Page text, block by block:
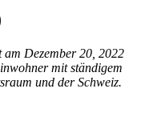
Dezember 20, 2022
mit ständigem
und der Schweiz.